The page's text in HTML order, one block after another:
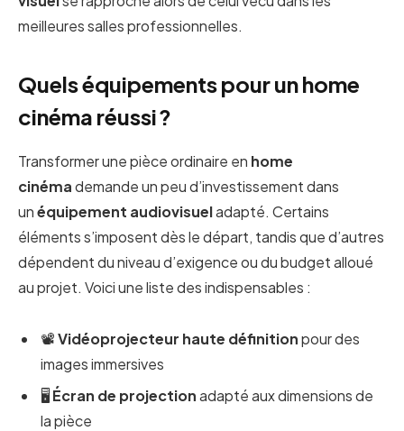
meilleures salles professionnelles.
Quels équipements pour un home
cinéma réussi ?
Transformer une pièce ordinaire en home
cinémademande un peu d’investissement dans
unéquipement audiovisueladapté. Certains
éléments s’imposent dès le départ, tandis que d’autres
dépendent du niveau d’exigence ou du budget alloué
au projet. Voici une liste des indispensables :
📽️Vidéoprojecteur haute définitionpour des
images immersives
🖥️Écran de projectionadapté aux dimensions de
la pièce